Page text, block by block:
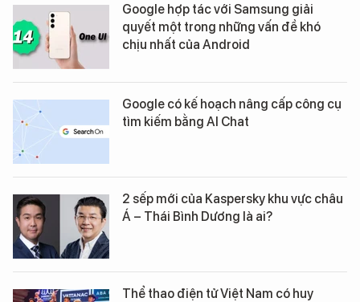
Google hợp tác với Samsung giải
quyết một trong những vấn đề khó
chịu nhất của Android
Google có kế hoạch nâng cấp công cụ
tìm kiếm bằng AI Chat
2 sếp mới của Kaspersky khu vực châu
Á – Thái Bình Dương là ai?
Thể thao điện tử Việt Nam có huy